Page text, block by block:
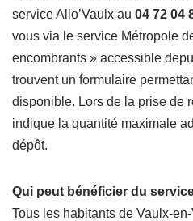
service Allo’Vaulx au 04 72 04
vous via le service Métropole
encombrants » accessible
trouvent un formulaire
disponible. Lors de la prise de
indique la quantité maximale
dépôt.
Qui peut bénéficier du
Tous les habitants de Vaulx-